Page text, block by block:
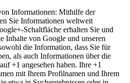
Informationen: Mithilfe der
Sie Informationen weltweit
Schaltfläche erhalten Sie und
Inhalte von Google und unseren
die Information, dass Sie für
als auch Informationen über die
+1 angesehen haben. Ihre +1
mit Ihrem Profilnamen und Ihrem